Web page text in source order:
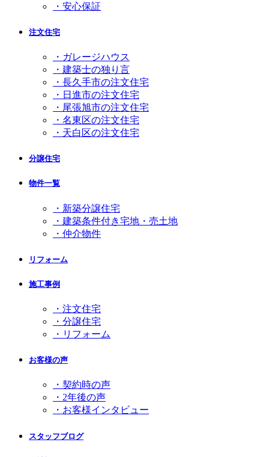
・安心保証
注文住宅
・ガレージハウス
・建築士の独り言
・長久手市の注文住宅
・日進市の注文住宅
・尾張旭市の注文住宅
・名東区の注文住宅
・天白区の注文住宅
分譲住宅
物件一覧
・新築分譲住宅
・建築条件付き宅地・売土地
・仲介物件
リフォーム
施工事例
・注文住宅
・分譲住宅
・リフォーム
お客様の声
・契約時の声
・2年後の声
・お客様インタビュー
スタッフブログ